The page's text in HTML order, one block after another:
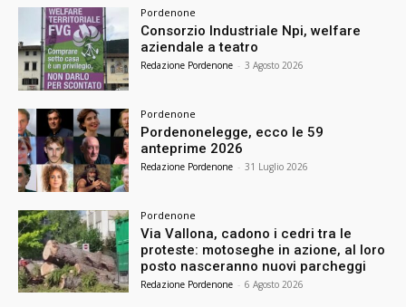
Pordenone
Consorzio Industriale Npi, welfare
aziendale a teatro
Redazione Pordenone - 3 Agosto 2026
Pordenone
Pordenonelegge, ecco le 59
anteprime 2026
Redazione Pordenone - 31 Luglio 2026
Pordenone
Via Vallona, cadono i cedri tra le
proteste: motoseghe in azione, al loro
posto nasceranno nuovi parcheggi
Redazione Pordenone - 6 Agosto 2026